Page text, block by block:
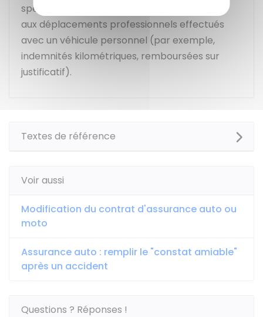
spécifique ou prendre en charge les frais liés
aux déplacements professionnels effectués
avec un véhicule personnel (par exemple,
indemnités kilométriques, remboursées sur
justificatif).
Textes de référence
Voir aussi
Modification du contrat d'assurance auto ou
moto
Assurance auto : remplir le "constat amiable"
après un accident
Questions ? Réponses !